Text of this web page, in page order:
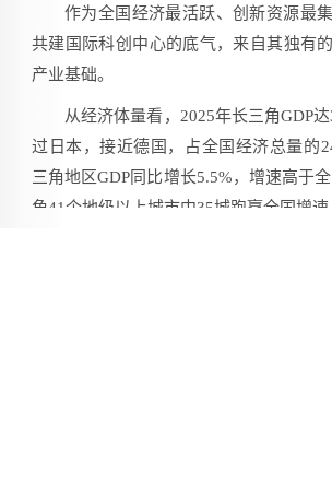
作为全国经济最活跃、创新资源最
共建国际科创中心的底气，来自其独有
产业基础。
从经济体量看，2025年长三角GDP
过日本，接近德国，占全国经济总量的
三角地区GDP同比增长5.5%，增速高于
角41个地级以上城市中35城跑赢全国增速